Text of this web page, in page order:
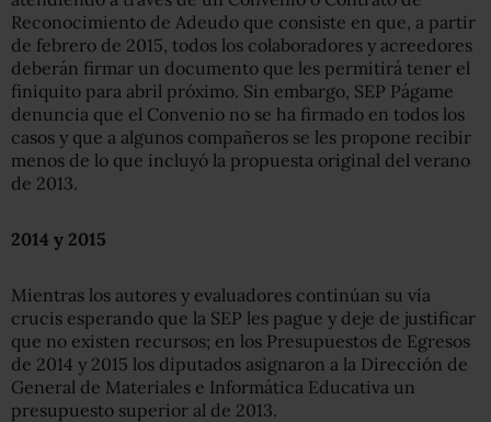
Reconocimiento de Adeudo que consiste en que, a partir
de febrero de 2015, todos los colaboradores y acreedores
deberán firmar un documento que les permitirá tener el
finiquito para abril próximo. Sin embargo, SEP Págame
denuncia que el Convenio no se ha firmado en todos los
casos y que a algunos compañeros se les propone recibir
menos de lo que incluyó la propuesta original del verano
de 2013.
2014 y 2015
Mientras los autores y evaluadores continúan su vía
crucis esperando que la SEP les pague y deje de justificar
que no existen recursos; en los Presupuestos de Egresos
de 2014 y 2015 los diputados asignaron a la Dirección de
General de Materiales e Informática Educativa un
presupuesto superior al de 2013.